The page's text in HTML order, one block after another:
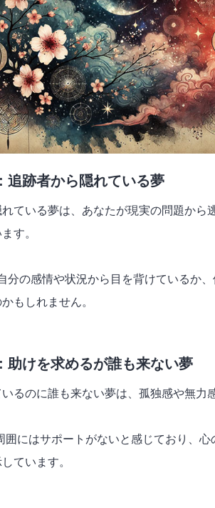
追跡者から隠れている夢
ている夢は、あなたが現実の問題から
す。
分の感情や状況から目を背けているか
もしれません。
助けを求めるが誰も来ない夢
るのに誰も来ない夢は、孤独感や無力
囲にはサポートがないと感じており、心
ています。